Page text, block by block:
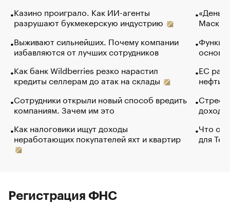
Казино проиграло. Как ИИ-агенты
разрушают букмекерскую индустрию
Выживают сильнейших. Почему компании
избавляются от лучших сотрудников
Как банк Wildberries резко нарастил
кредиты селлерам до атак на склады
Сотрудники открыли новый способ вредить
компаниям. Зачем им это
Как налоговики ищут доходы
неработающих покупателей яхт и квартир
Маск в
основ
ЕС
нефти
Что
для
Регистрация ФНС